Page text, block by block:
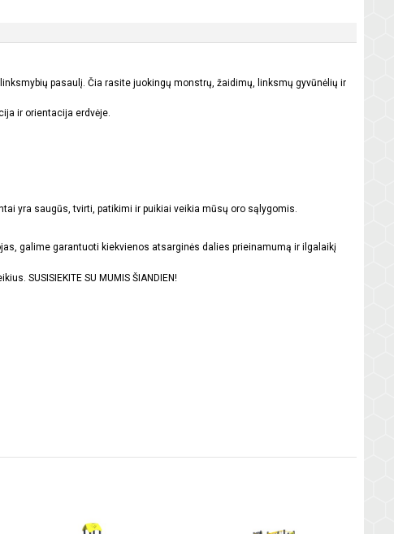
pasaulį. Čia rasite juokingų monstrų, žaidimų, linksmų gyvūnėlių ir
ir orientacija erdvėje.
yra saugūs, tvirti, patikimi ir puikiai veikia mūsų oro sąlygomis.
galime garantuoti kiekvienos atsarginės dalies prieinamumą ir ilgalaikį
SUSISIEKITE SU MUMIS ŠIANDIEN!